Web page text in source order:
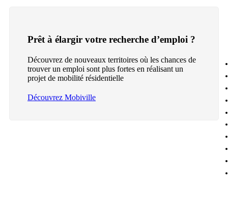
Prêt à élargir votre recherche d’emploi ?
Découvrez de nouveaux territoires où les chances de
trouver un emploi sont plus fortes en réalisant un
projet de mobilité résidentielle
Découvrez Mobiville